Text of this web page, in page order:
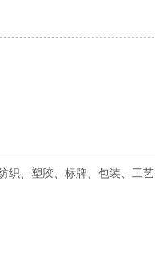
织、塑胶、标牌、包装、工艺